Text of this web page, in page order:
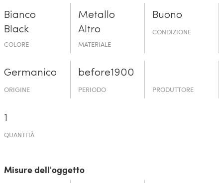
Bianco
Black
COLORE
Metallo
Altro
MATERIALE
Buono
CONDIZIONE
Germanico
ORIGINE
before19­00
PERIODO PRODUTTORE
1
QUANTITÀ
Misure dell'oggetto